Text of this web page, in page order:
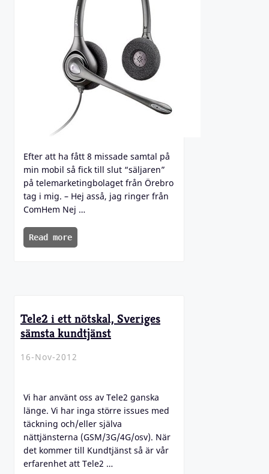
Efter att ha fått 8 missade samtal på
min mobil så fick till slut “säljaren”
på telemarketingbolaget från Örebro
tag i mig. – Hej asså, jag ringer från
ComHem Nej …
Read more
Tele2 i ett nötskal, Sveriges
sämsta kundtjänst
16-Nov-2012
Vi har använt oss av Tele2 ganska
länge. Vi har inga större issues med
täckning och/eller själva
nättjänsterna (GSM/3G/4G/osv). När
det kommer till Kundtjänst så är vår
erfarenhet att Tele2 …